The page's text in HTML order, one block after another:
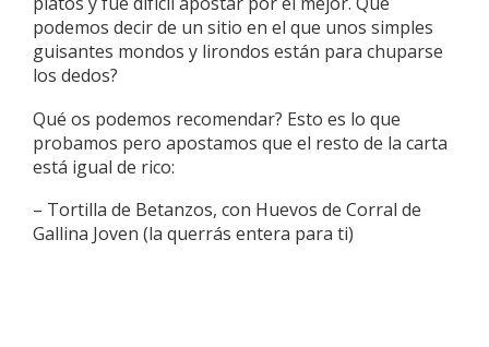
podemos decir de un sitio en el que unos simples
guisantes mondos y lirondos están para chuparse
los dedos?
Qué os podemos recomendar? Esto es lo que
probamos pero apostamos que el resto de la carta
está igual de rico:
– Tortilla de Betanzos, con Huevos de Corral de
Gallina Joven (la querrás entera para ti)